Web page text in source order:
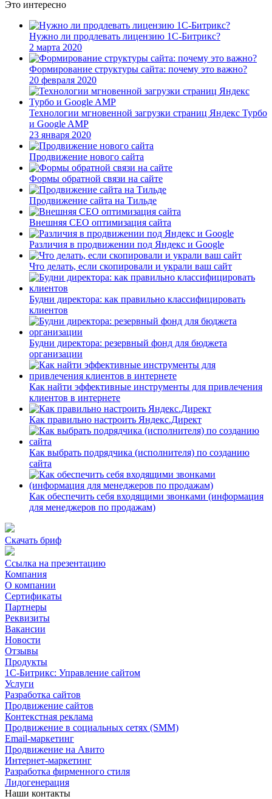
Это интересно
Нужно ли продлевать лицензию 1С-Битрикс?
2 марта 2020
Формирование структуры сайта: почему это важно?
20 февраля 2020
Технологии мгновенной загрузки страниц Яндекс Турбо
и Google AMP
23 января 2020
Продвижение нового сайта
Формы обратной связи на сайте
Продвижение сайта на Тильде
Внешняя СЕО оптимизация сайта
Различия в продвижении под Яндекс и Google
Что делать, если скопировали и украли ваш сайт
Будни директора: как правильно классифицировать
клиентов
Будни директора: резервный фонд для бюджета
организации
Как найти эффективные инструменты для привлечения
клиентов в интернете
Как правильно настроить Яндекс.Директ
Как выбрать подрядчика (исполнителя) по созданию
сайта
Как обеспечить себя входящими звонками (информация
для менеджеров по продажам)
Скачать бриф
Ссылка на презентацию
Компания
О компании
Сертификаты
Партнеры
Реквизиты
Вакансии
Новости
Отзывы
Продукты
1С-Битрикс: Управление сайтом
Услуги
Разработка сайтов
Продвижение сайтов
Контекстная реклама
Продвижение в социальных сетях (SMM)
Email-маркетинг
Продвижение на Авито
Интернет-маркетинг
Разработка фирменного стиля
Лидогенерация
Наши контакты